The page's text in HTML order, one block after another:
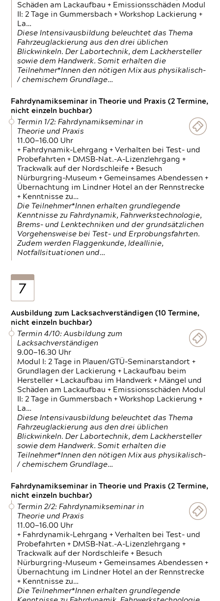
Schäden am Lackaufbau + Emissionsschäden Modul
II: 2 Tage in Gummersbach + Workshop Lackierung +
La…
Diese Intensivausbildung beleuchtet das Thema
Fahrzeuglackierung aus den drei üblichen
Blickwinkeln. Der Labortechnik, dem Lackhersteller
sowie dem Handwerk. Somit erhalten die
Teilnehmer*Innen den nötigen Mix aus physikalisch-
/ chemischem Grundlage…
Fahrdynamikseminar in Theorie und Praxis (2 Termine,
nicht einzeln buchbar)
Termin 1/2: Fahrdynamikseminar in
Theorie und Praxis
11.00—16.00 Uhr
+ Fahrdynamik-Lehrgang + Verhalten bei Test- und
Probefahrten + DMSB-Nat.-A-Lizenzlehrgang +
Trackwalk auf der Nordschleife + Besuch
Nürburgring-Museum + Gemeinsames Abendessen +
Übernachtung im Lindner Hotel an der Rennstrecke
+ Kenntnisse zu…
Die Teilnehmer*Innen erhalten grundlegende
Kenntnisse zu Fahrdynamik, Fahrwerkstechnologie,
Brems- und Lenktechniken und der grundsätzlichen
Vorgehensweise bei Test- und Erprobungsfahrten.
Zudem werden Flaggenkunde, Ideallinie,
Notfallsituationen und…
7
Ausbildung zum Lacksachverständigen (10 Termine,
nicht einzeln buchbar)
Termin 4/10: Ausbildung zum
Lacksachverständigen
9.00—16.30 Uhr
Modul I: 2 Tage in Plauen/GTÜ-Seminarstandort +
Grundlagen der Lackierung + Lackaufbau beim
Hersteller + Lackaufbau im Handwerk + Mängel und
Schäden am Lackaufbau + Emissionsschäden Modul
II: 2 Tage in Gummersbach + Workshop Lackierung +
La…
Diese Intensivausbildung beleuchtet das Thema
Fahrzeuglackierung aus den drei üblichen
Blickwinkeln. Der Labortechnik, dem Lackhersteller
sowie dem Handwerk. Somit erhalten die
Teilnehmer*Innen den nötigen Mix aus physikalisch-
/ chemischem Grundlage…
Fahrdynamikseminar in Theorie und Praxis (2 Termine,
nicht einzeln buchbar)
Termin 2/2: Fahrdynamikseminar in
Theorie und Praxis
11.00—16.00 Uhr
+ Fahrdynamik-Lehrgang + Verhalten bei Test- und
Probefahrten + DMSB-Nat.-A-Lizenzlehrgang +
Trackwalk auf der Nordschleife + Besuch
Nürburgring-Museum + Gemeinsames Abendessen +
Übernachtung im Lindner Hotel an der Rennstrecke
+ Kenntnisse zu…
Die Teilnehmer*Innen erhalten grundlegende